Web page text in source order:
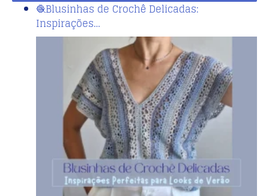
🧶Blusinhas de Crochê Delicadas:
Inspirações…